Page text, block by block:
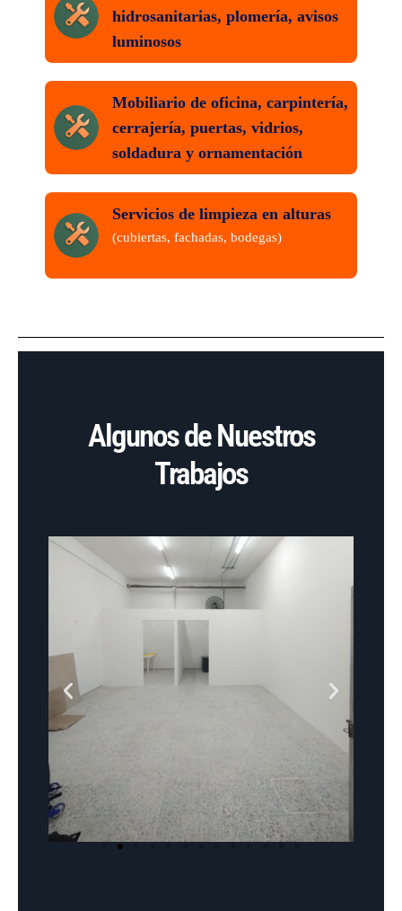
hidrosanitarias, plomería, avisos
luminosos
Mobiliario de oficina, carpintería,
cerrajería, puertas, vidrios,
soldadura y ornamentación
Servicios de limpieza en alturas
(cubiertas, fachadas, bodegas)
Algunos de Nuestros
Trabajos